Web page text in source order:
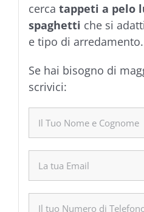
cerca tappeti a pelo
spaghetti che si
e tipo di arredamento.
Se hai bisogno di
scrivici: